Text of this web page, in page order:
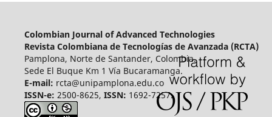
Colombian Journal of Advanced Technologies
Revista Colombiana de Tecnologías de Avanzada (RCTA)
Pamplona, Norte de Santander, Colombia.
Sede El Buque Km 1 Vía Bucaramanga.
E-mail: rcta@unipamplona.edu.co
ISSN-e: 2500-8625, ISSN: 1692-7257.